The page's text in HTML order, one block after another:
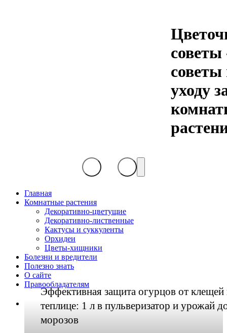
советы
советы
уходу
Главная
Комнатные растения
Декоративно-цветущие
Декоративно-лиственные
Кактусы и суккуленты
Орхидеи
Цветы-хищники
Болезни и вредители
Полезно знать
О сайте
Правообладателям
Эффективная защита огурцов от клещей
теплице: 1 л в пульверизатор и урожай
морозов